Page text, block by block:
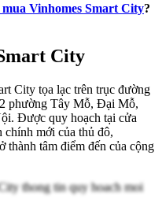
mua Vinhomes Smart City?
City
City tọa lạc trên trục đường
phường Tây Mỗ, Đại Mỗ,
Được quy hoạch tại cửa
chính mới của thủ đô,
thành tâm điểm đến của cộng